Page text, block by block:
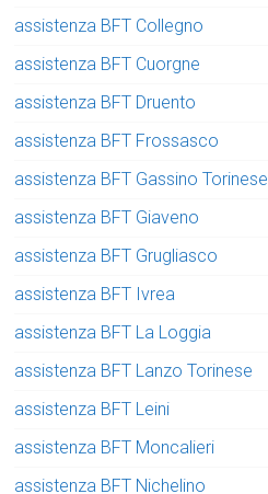
assistenza BFT Collegno
assistenza BFT Cuorgne
assistenza BFT Druento
assistenza BFT Frossasco
assistenza BFT Gassino Torinese
assistenza BFT Giaveno
assistenza BFT Grugliasco
assistenza BFT Ivrea
assistenza BFT La Loggia
assistenza BFT Lanzo Torinese
assistenza BFT Leini
assistenza BFT Moncalieri
assistenza BFT Nichelino